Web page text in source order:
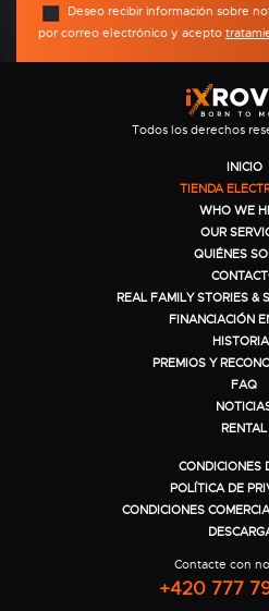
Deseo recibir información sobre
por correo electrónico y acepto
Todos los derechos
INICIO
TIENDA
WHO WE
OUR
QUIÉNES
REAL FAMILY STORIES &
FINANCIACIÓN
PREMIOS Y
FAQ
RENTAL
CONDICIONES
POLÍTICA DE
CONDICIONES
Contacte con
+420 777